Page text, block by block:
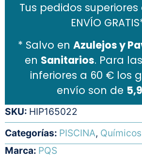
Tus pedidos
ENVÍO
* Salvo en Azulejos y
en Sanitarios. Para
inferiores a 60 € los
envío son de
SKU: HIP165022
Categorías: PISCINA,
Marca: PQS